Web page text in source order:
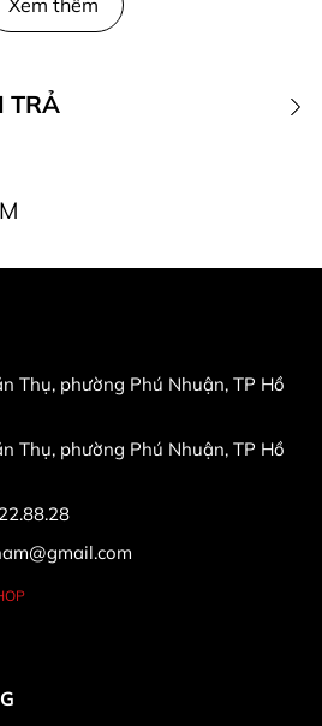
Xem thêm
TRẢ
đổi, trả hàng:
Thụ, phường Phú Nhuận, TP Hồ
Thụ, phường Phú Nhuận, TP Hồ